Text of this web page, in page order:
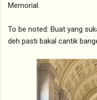
Memorial.
To be noted: Buat yang
deh pasti bakal cantik